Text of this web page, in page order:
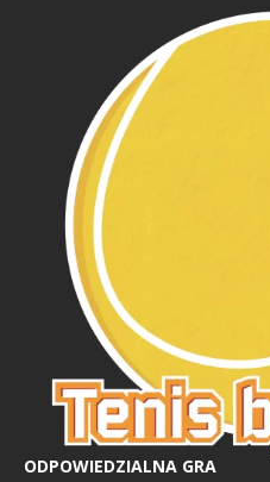
ODPOWIEDZIALNA GRA